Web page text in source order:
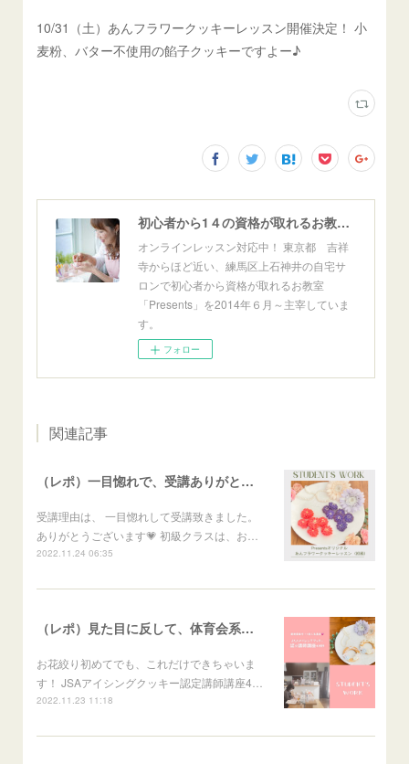
10/31（土）あんフラワークッキーレッスン開催決定！ 小
麦粉、バター不使用の餡子クッキーですよー♪
初心者から1４の資格が取れるお教室「Presents」東京自宅サロン＆オンライン
オンラインレッスン対応中！ 東京都 吉祥
寺からほど近い、練馬区上石神井の自宅サ
ロンで初心者から資格が取れるお教室
「Presents」を2014年６月～主宰していま
す。
フォロー
関連記事
（レポ）一目惚れで、受講ありがとうございます🙏
受講理由は、 一目惚れして受講致きました。
ありがとうございます💗 初級クラスは、お…
2022.11.24 06:35
（レポ）見た目に反して、体育会系な回（笑）
お花絞り初めてでも、これだけできちゃいま
す！ JSAアイシングクッキー認定講師講座4…
2022.11.23 11:18